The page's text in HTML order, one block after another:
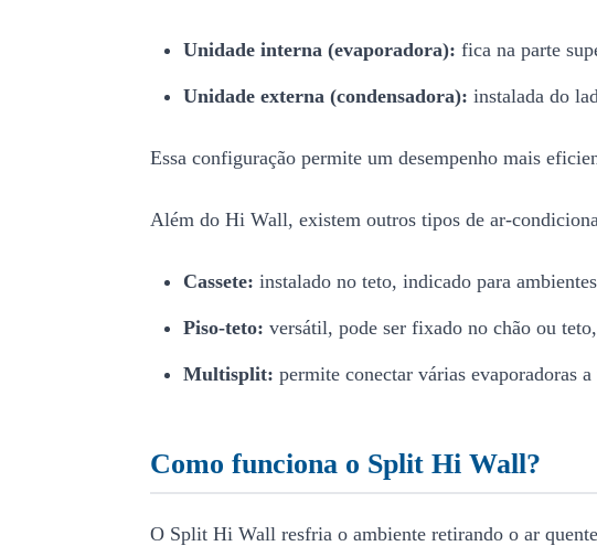
Unidade interna (evaporadora): fica na parte
Unidade externa (condensadora): instalada do
Essa configuração permite um desempenho mais
Além do Hi Wall, existem outros tipos de ar-
Cassete: instalado no teto, indicado para
Piso-teto: versátil, pode ser fixado no chão ou
Multisplit: permite conectar várias evaporadoras
Como funciona o Split Hi Wall?
O Split Hi Wall resfria o ambiente retirando o ar